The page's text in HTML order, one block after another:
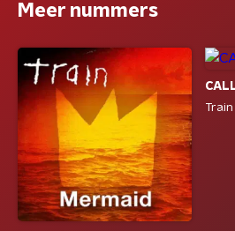
Meer nummers
Train